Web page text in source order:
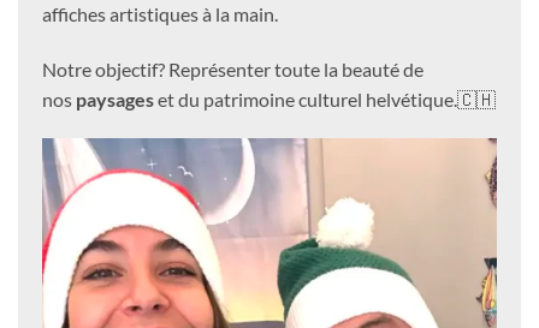
affiches artistiques à la main.
Notre objectif? Représenter toute la beauté de
nos paysageset du patrimoine culturel helvétique.🇨🇭